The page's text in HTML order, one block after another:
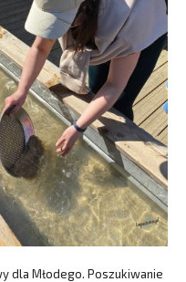
dla Młodego. Poszukiwanie